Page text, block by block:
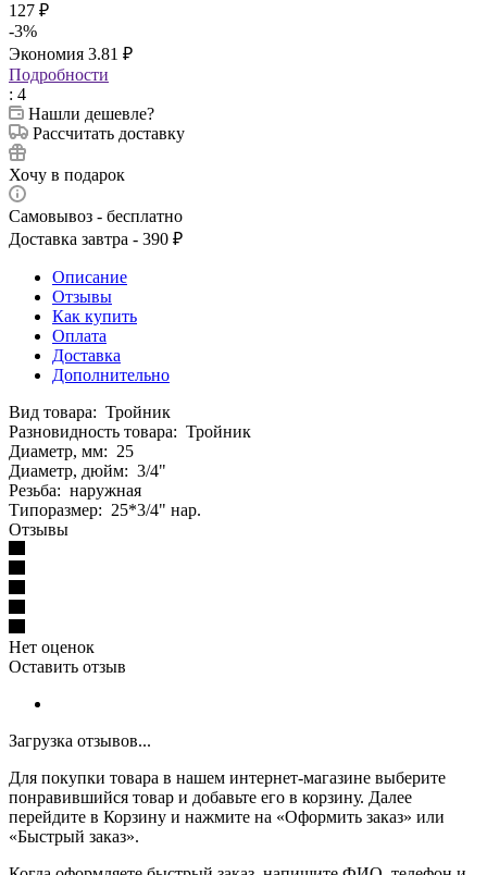
127 ₽
-3%
Экономия 3.81 ₽
Подробности
: 4
Нашли дешевле?
Рассчитать доставку
Хочу в подарок
Самовывоз - бесплатно
Доставка завтра - 390 ₽
Описание
Отзывы
Как купить
Оплата
Доставка
Дополнительно
Вид товара: Тройник
Разновидность товара: Тройник
Диаметр, мм: 25
Диаметр, дюйм: 3/4"
Резьба: наружная
Типоразмер: 25*3/4" нар.
Отзывы
Нет оценок
Оставить отзыв
Загрузка отзывов...
Для покупки товара в нашем интернет-магазине выберите
понравившийся товар и добавьте его в корзину. Далее
перейдите в Корзину и нажмите на «Оформить заказ» или
«Быстрый заказ».